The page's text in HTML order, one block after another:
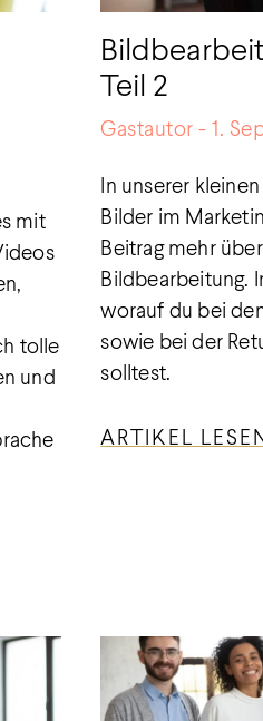
mit
tolle
und
Teil 2
Gastautor 1.
In unserer
Bilder im
Beitrag mehr
Bildbearbeitung.
worauf du bei
sowie bei der
solltest.
ARTIKEL